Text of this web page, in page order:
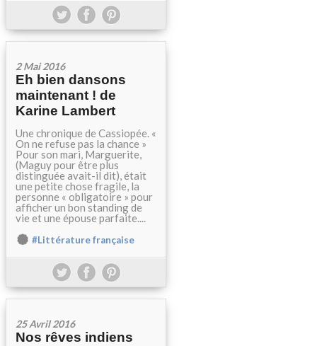
2 Mai 2016
Eh bien dansons
maintenant ! de
Karine Lambert
Une chronique de Cassiopée. «
On ne refuse pas la chance »
Pour son mari, Marguerite,
(Maguy pour être plus
distinguée avait-il dit), était
une petite chose fragile, la
personne « obligatoire » pour
afficher un bon standing de
vie et une épouse parfaite....
#Littérature française
25 Avril 2016
Nos rêves indiens